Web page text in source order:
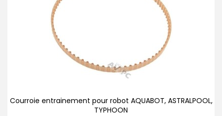
Courroie entrainement pour robot AQUABOT, ASTRALPOOL,
TYPHOON